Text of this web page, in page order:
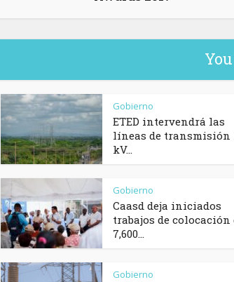
Gobierno
ETED intervendrá las
líneas de transmisión
kV...
Gobierno
Caasd deja iniciados
trabajos de colocación
7,600...
Gobierno